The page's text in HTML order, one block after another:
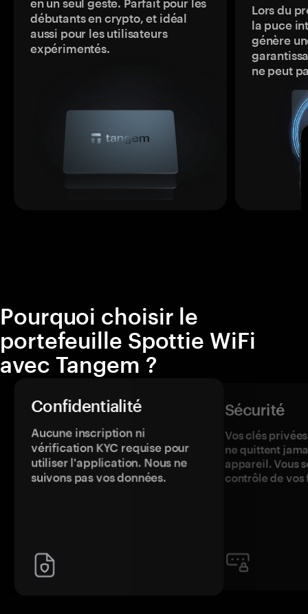
en un seul geste. Parfait pour les
débutants en crypto, et idéal
aussi pour les utilisateurs
expérimentés.
Lors du
la puce
génère
ne peut
Pourquoi choisir le
portefeuille Spottie WiFi
avec Tangem ?
Confidentialité
Aucune inscription ni
vérification KYC requise pour
utiliser l'application. Nous ne
suivons pas vos données.
Sécurité
Vos clés
ne quittent
appareil. Vous
contrôle de vos